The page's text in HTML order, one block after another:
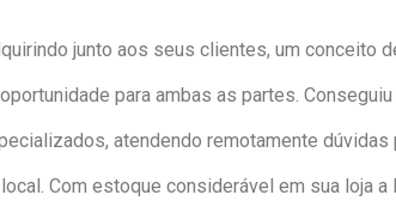
junto aos seus clientes, um conceito
para ambas as partes.
atendendo remotamente dúvidas
Com estoque considerável em sua loja